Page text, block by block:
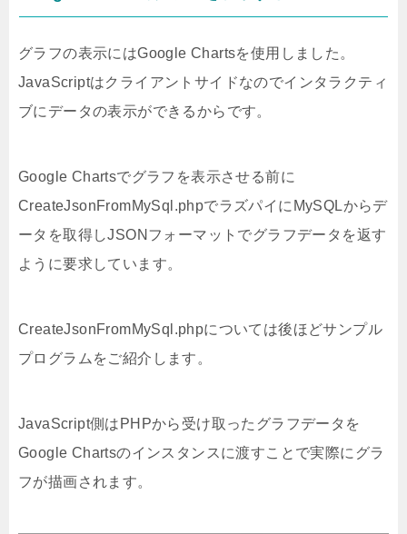
グラフの表示にはGoogle Chartsを使用しました。
JavaScriptはクライアントサイドなのでインタラクティ
ブにデータの表示ができるからです。
Google Chartsでグラフを表示させる前に
CreateJsonFromMySql.phpでラズパイにMySQLからデ
ータを取得しJSONフォーマットでグラフデータを返す
ように要求しています。
CreateJsonFromMySql.phpについては後ほどサンプル
プログラムをご紹介します。
JavaScript側はPHPから受け取ったグラフデータを
Google Chartsのインスタンスに渡すことで実際にグラ
フが描画されます。